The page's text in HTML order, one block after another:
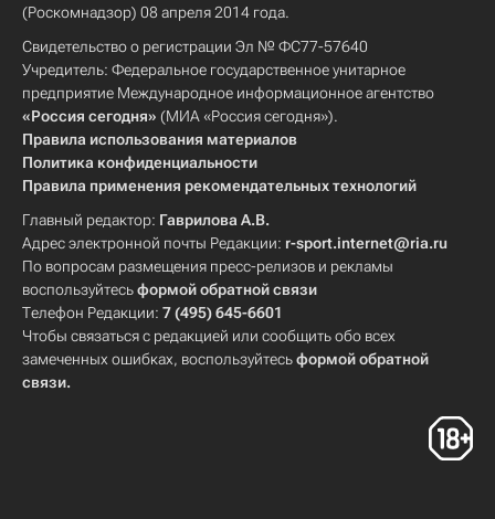
(Роскомнадзор) 08 апреля 2014 года.
Свидетельство о регистрации Эл № ФС77-57640
Учредитель: Федеральное государственное унитарное
предприятие Международное информационное агентство
«Россия сегодня» (МИА «Россия сегодня»).
Правила использования материалов
Политика конфиденциальности
Правила применения рекомендательных технологий
Главный редактор: Гаврилова А.В.
Адрес электронной почты Редакции: r-sport.internet@ria.ru
По вопросам размещения пресс-релизов и рекламы
воспользуйтесьформой обратной связи
Телефон Редакции: 7 (495) 645-6601
Чтобы связаться с редакцией или сообщить обо всех
замеченных ошибках, воспользуйтесьформой обратной
связи.